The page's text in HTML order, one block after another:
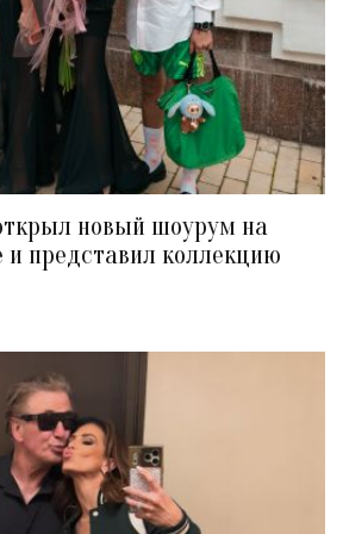
новый шоурум на
и представил коллекцию